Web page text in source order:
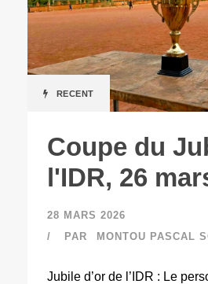
RECENT
Coupe du
l'IDR, 26
28 MARS 2026
PAR
MONTOU PASCAL
Jubile d’or de l’IDR : Le